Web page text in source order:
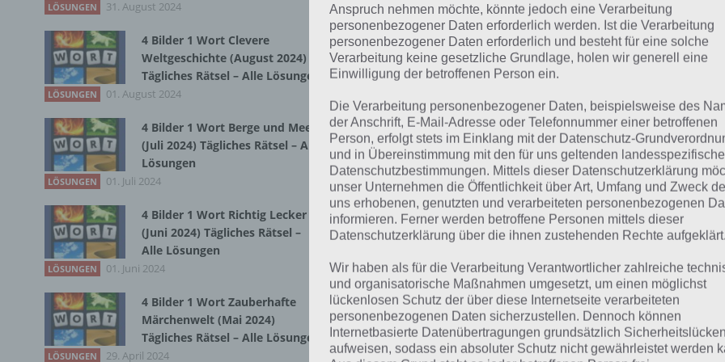
Zur Übersicht der4 Bilder 1 Wort Lösungen für Schweden im
Kurze Begriffserklärung
LÖSUNGEN 31. August 2024
4 Bilder 1 Wort Clevere
Weltgeschichte (August 2024)
Tägliches Rätsel – Alle Lösungen
LÖSUNGEN 01. August 2024
4 Bilder 1 Wort Berge und Meer
(Juli 2024) Tägliches Rätsel – Alle
Lösungen
LÖSUNGEN 01. Juli 2024
4 Bilder 1 Wort Richtig Lecker
(Juni 2024) Tägliches Rätsel –
Alle Lösungen
LÖSUNGEN 01. Juni 2024
4 Bilder 1 Wort Zauberhafte
Märchenwelt (Mai 2024)
Tägliches Rätsel – Alle Lösungen
LÖSUNGEN 29. April 2024
Anspruch nehmen möchte, könnte jedoch eine Verarbeitung
personenbezogener Daten erforderlich werden. Ist die Verarbeitung
personenbezogener Daten erforderlich und besteht für eine solche
Verarbeitung keine gesetzliche Grundlage, holen wir generell eine
Einwilligung der betroffenen Person ein.
Die Verarbeitung personenbezogener Daten, beispielsweise des
der Anschrift, E-Mail-Adresse oder Telefonnummer einer betroffenen
Person, erfolgt stets im Einklang mit der Datenschutz-
und in Übereinstimmung mit den für uns geltenden
Datenschutzbestimmungen. Mittels dieser Datenschutzerklärung
unser Unternehmen die Öffentlichkeit über Art, Umfang und Zweck
uns erhobenen, genutzten und verarbeiteten personenbezogenen
informieren. Ferner werden betroffene Personen mittels dieser
Datenschutzerklärung über die ihnen zustehenden Rechte aufgeklärt.
Wir haben als für die Verarbeitung Verantwortlicher zahlreiche
und organisatorische Maßnahmen umgesetzt, um einen möglichst
lückenlosen Schutz der über diese Internetseite verarbeiteten
personenbezogenen Daten sicherzustellen. Dennoch können
Internetbasierte Datenübertragungen grundsätzlich Sicherheitslücken
aufweisen, sodass ein absoluter Schutz nicht gewährleistet werden